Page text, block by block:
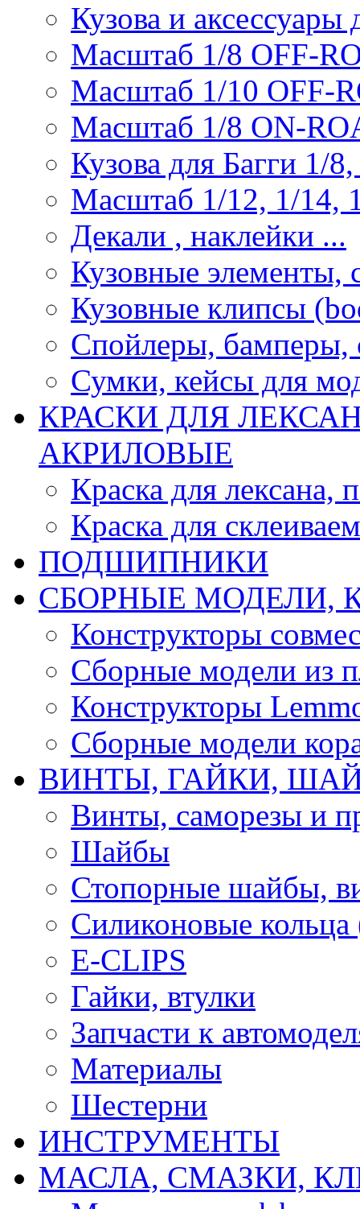
Кузова и
Масштаб 1/8 OFF-
Масштаб 1/10 OFF-
Масштаб 1/8 ON-
Кузова для Багги 1/
Масштаб 1/12, 1/14,
Декали , наклейки ...
Кузовные элементы,
Кузовные клипсы
Спойлеры, бамперы,
Сумки, кейсы для
КРАСКИ ДЛЯ
АКРИЛОВЫЕ
Краска для лексана,
Краска для
ПОДШИПНИКИ
CБОРНЫЕ МОДЕЛИ,
Конструкторы
Сборные модели из
Конструкторы
Сборные модели
ВИНТЫ, ГАЙКИ,
Винты, саморезы и
Шайбы
Стопорные шайбы,
Силиконовые
E-CLIPS
Гайки, втулки
Запчасти к
Материалы
Шестерни
ИНСТРУМЕНТЫ
МАСЛА, СМАЗКИ,